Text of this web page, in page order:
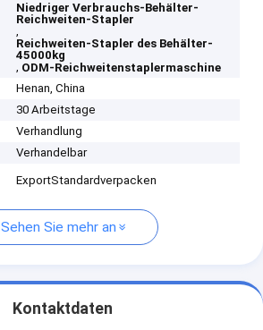
Niedriger Verbrauchs-Behälter-
Reichweiten-Stapler
,
Reichweiten-Stapler des Behälter-
45000kg
, ODM-Reichweitenstaplermaschine
Henan, China
30 Arbeitstage
Verhandlung
Verhandelbar
ExportStandardverpacken
Sehen Sie mehr an
Kontaktdaten